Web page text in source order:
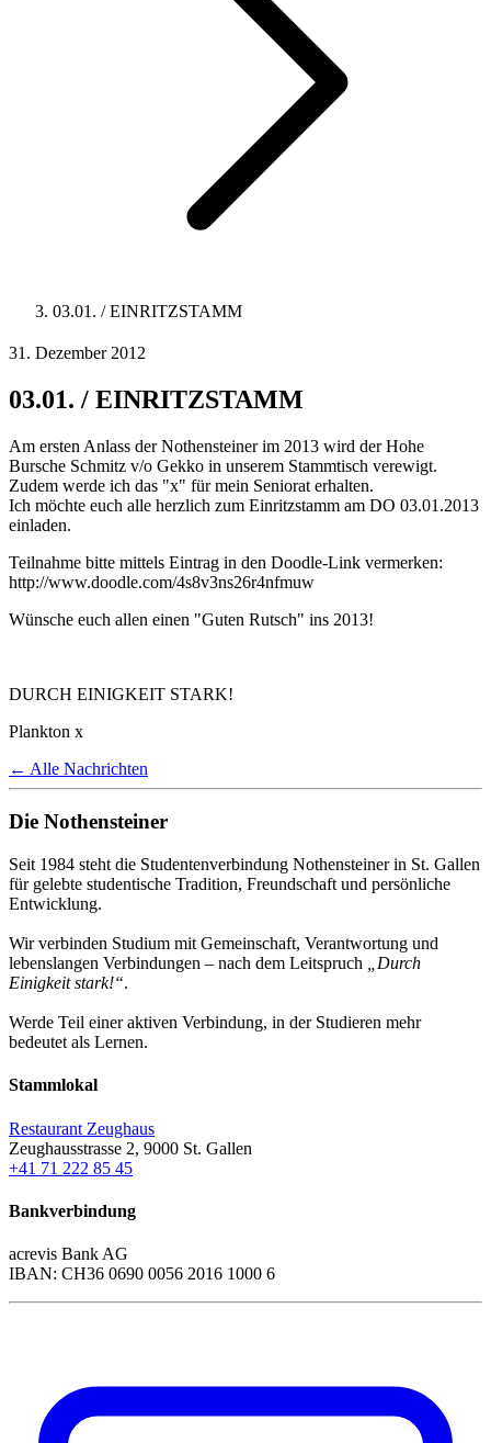
03.01. / EINRITZSTAMM
31. Dezember 2012
03.01. / EINRITZSTAMM
Am ersten Anlass der Nothensteiner im 2013 wird der Hohe
Bursche Schmitz v/o Gekko in unserem Stammtisch verewigt.
Zudem werde ich das "x" für mein Seniorat erhalten.
Ich möchte euch alle herzlich zum Einritzstamm am DO 03.01.2013
einladen.
Teilnahme bitte mittels Eintrag in den Doodle-Link vermerken:
http://www.doodle.com/4s8v3ns26r4nfmuw
Wünsche euch allen einen "Guten Rutsch" ins 2013!
DURCH EINIGKEIT STARK!
Plankton x
← Alle Nachrichten
Die Nothensteiner
Seit 1984 steht die Studentenverbindung Nothensteiner in St. Gallen
für gelebte studentische Tradition, Freundschaft und persönliche
Entwicklung.
Wir verbinden Studium mit Gemeinschaft, Verantwortung und
lebenslangen Verbindungen – nach dem Leitspruch
„Durch
Einigkeit stark!“.
Werde Teil einer aktiven Verbindung, in der Studieren mehr
bedeutet als Lernen.
Stammlokal
Restaurant Zeughaus
Zeughausstrasse 2, 9000 St. Gallen
+41 71 222 85 45
Bankverbindung
acrevis Bank AG
IBAN: CH36 0690 0056 2016 1000 6